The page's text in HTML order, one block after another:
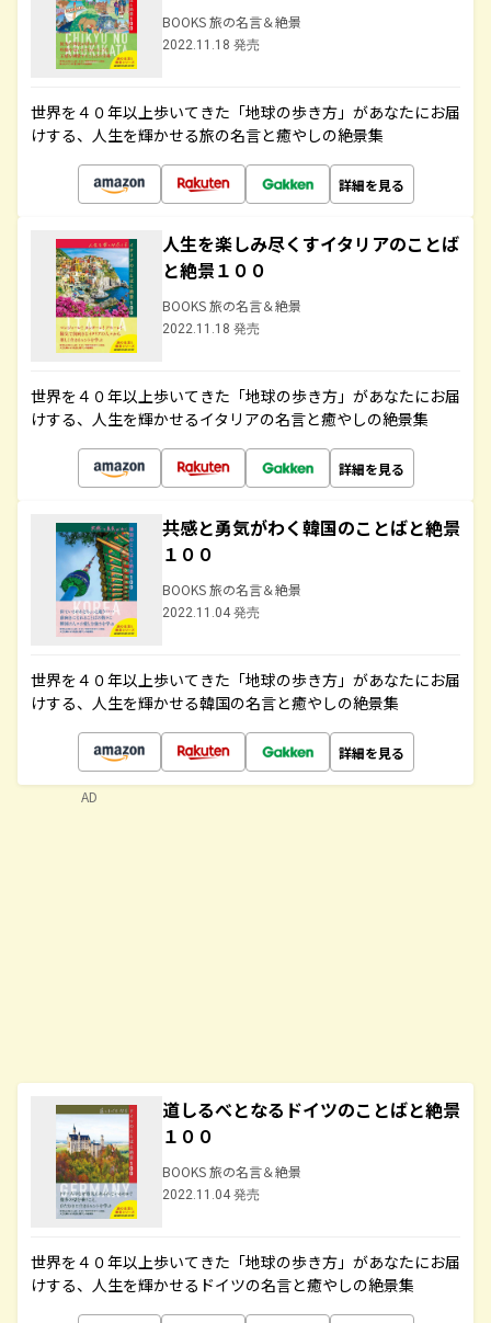
BOOKS 旅の名言＆絶景
2022.11.18 発売
世界を４０年以上歩いてきた「地球の歩き方」があなたにお届
けする、人生を輝かせる旅の名言と癒やしの絶景集
詳細を見る
人生を楽しみ尽くすイタリアのことば
と絶景１００
BOOKS 旅の名言＆絶景
2022.11.18 発売
世界を４０年以上歩いてきた「地球の歩き方」があなたにお届
けする、人生を輝かせるイタリアの名言と癒やしの絶景集
詳細を見る
共感と勇気がわく韓国のことばと絶景
１００
BOOKS 旅の名言＆絶景
2022.11.04 発売
世界を４０年以上歩いてきた「地球の歩き方」があなたにお届
けする、人生を輝かせる韓国の名言と癒やしの絶景集
詳細を見る
道しるべとなるドイツのことばと絶景
１００
BOOKS 旅の名言＆絶景
2022.11.04 発売
世界を４０年以上歩いてきた「地球の歩き方」があなたにお届
けする、人生を輝かせるドイツの名言と癒やしの絶景集
AD